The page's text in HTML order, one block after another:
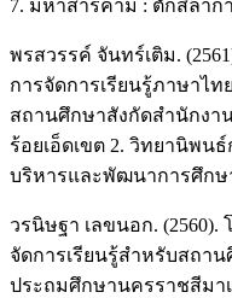
7. มหาสารคาม : ตักสิลาก
พรสวรรค์ จันทร์เติม.
การจัดการเรียนรู้ภาษาไ
สถานศึกษาสังกัดสำนักงา
ร้อยเอ็ดเขต 2. วิทยานิพ
บริหารและพัฒนาการศึก
วรนิษฐา เลขนอก.
จัดการเรียนรู้สำหรับสถา
ประถมศึกษานครราชสีมา